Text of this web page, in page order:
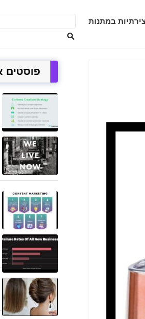
במתנות
פוסטים